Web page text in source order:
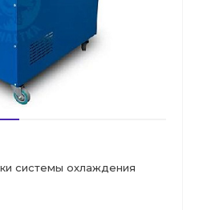
системы охлаждения